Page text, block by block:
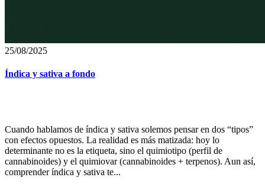
25/08/2025
Índica y sativa a fondo
Cuando hablamos de índica y sativa solemos pensar en dos “tipos”
con efectos opuestos. La realidad es más matizada: hoy lo
determinante no es la etiqueta, sino el quimiotipo (perfil de
cannabinoides) y el quimiovar (cannabinoides + terpenos). Aun así,
comprender índica y sativa te...